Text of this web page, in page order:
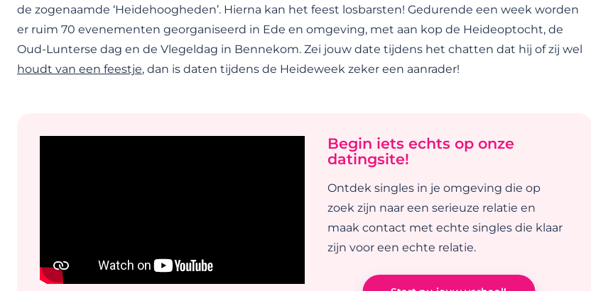
de zogenaamde ‘Heidehoogheden’. Hierna kan het feest losbarsten! Gedurende een week worden
er ruim 70 evenementen georganiseerd in Ede en omgeving, met aan kop de Heideoptocht, de
Oud-Lunterse dag en de Vlegeldag in Bennekom. Zei jouw date tijdens het chatten dat hij of zij wel
houdt van een feestje, dan is daten tijdens de Heideweek zeker een aanrader!
Begin iets echts op onze
datingsite!
Ontdek singles in je omgeving die op
zoek zijn naar een serieuze relatie en
maak contact met echte singles die klaar
zijn voor een echte relatie.